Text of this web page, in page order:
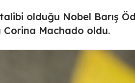
olduğu Nobel Barış
Corina Machado oldu.